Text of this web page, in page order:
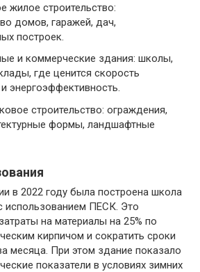
жилое строительство:
домов, гаражей, дач,
построек.
и коммерческие здания: школы,
где ценится скорость
энергоэффективность.
строительство: ограждения,
формы, ландшафтные
в 2022 году была построена школа
ПЕСК. Это
на материалы на 25% по
кирпичом и сократить сроки
месяца. При этом здание показало
показатели в условиях зимних